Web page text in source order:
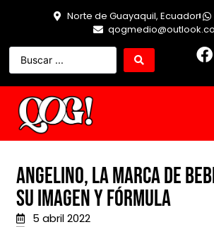
Norte de Guayaquil, Ecuador
Angelino, la marca de
su imagen y fórmula
5 abril 2022